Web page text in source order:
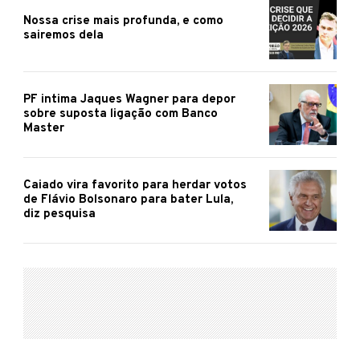
Nossa crise mais profunda, e como
sairemos dela
PF intima Jaques Wagner para depor
sobre suposta ligação com Banco
Master
Caiado vira favorito para herdar votos
de Flávio Bolsonaro para bater Lula,
diz pesquisa